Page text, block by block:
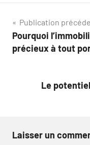
Navigation
de
Publication
Pourquoi
précieux à tout
Le
Laisser un